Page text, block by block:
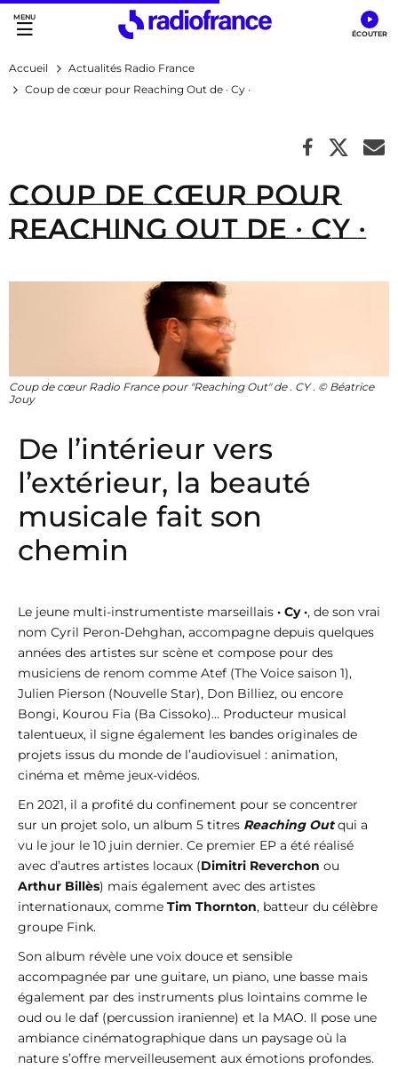
Accès direct :
Menu principal
Contenu
Accueil
Actualités Radio France
Coup de cœur pour Reaching Out de · Cy ·
Coup de cœur pour
Reaching Out de · Cy ·
Coup de cœur Radio France pour "Reaching Out" de . CY . © Béatrice
Jouy
De l’intérieur vers
l’extérieur, la beauté
musicale fait son
chemin
Le jeune multi-instrumentiste marseillais · Cy ·, de son vrai
nom Cyril Peron-Dehghan, accompagne depuis quelques
années des artistes sur scène et compose pour des
musiciens de renom comme Atef (The Voice saison 1),
Julien Pierson (Nouvelle Star), Don Billiez, ou encore
Bongi, Kourou Fia (Ba Cissoko)... Producteur musical
talentueux, il signe également les bandes originales de
projets issus du monde de l’audiovisuel : animation,
cinéma et même jeux-vidéos.
En 2021, il a profité du confinement pour se concentrer
sur un projet solo, un album 5 titres Reaching Outqui a
vu le jour le 10 juin dernier. Ce premier EP a été réalisé
avec d’autres artistes locaux (Dimitri Reverchon ou
Arthur Billès) mais également avec des artistes
internationaux, comme Tim Thornton, batteur du célèbre
groupe Fink.
Son album révèle une voix douce et sensible
accompagnée par une guitare, un piano, une basse mais
également par des instruments plus lointains comme le
oud ou le daf (percussion iranienne) et la MAO. Il pose une
ambiance cinématographique dans un paysage où la
nature s’offre merveilleusement aux émotions profondes.